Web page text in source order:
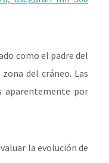
como el padre del
del cráneo. Las
aparentemente por
la evolución de